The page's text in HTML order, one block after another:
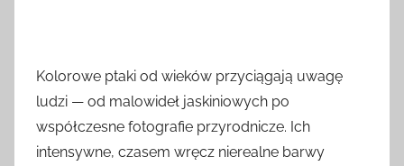
Kolorowe ptaki od wieków przyciągają uwagę
ludzi — od malowideł jaskiniowych po
współczesne fotografie przyrodnicze. Ich
intensywne, czasem wręcz nierealne barwy